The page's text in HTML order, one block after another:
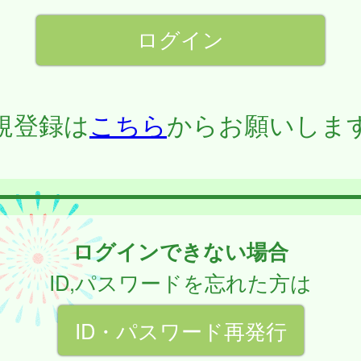
登録はこちらからお願いしま
ログインできない場合
ID,パスワードを忘れた方は
ID・パスワード再発行